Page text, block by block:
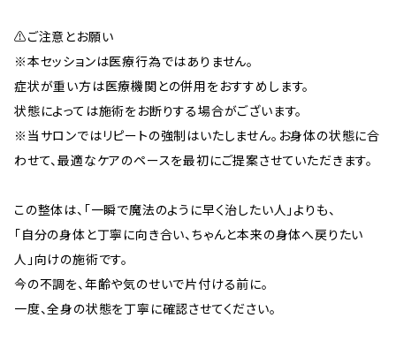
⚠ご注意とお願い
※本セッションは医療行為ではありません。
症状が重い方は医療機関との併用をおすすめします。
状態によっては施術をお断りする場合がございます。
※当サロンではリピートの強制はいたしません。お身体の状態に合
わせて、最適なケアのペースを最初にご提案させていただきます。
この整体は、「一瞬で魔法のように早く治したい人」よりも、
「自分の身体と丁寧に向き合い、ちゃんと本来の身体へ戻りたい
人」向けの施術です。
今の不調を、年齢や気のせいで片付ける前に。
一度、全身の状態を丁寧に確認させてください。